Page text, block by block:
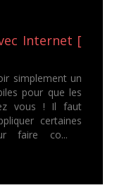
Internet [
simplement un
pour que les
vous ! Il faut
certaines
faire co...